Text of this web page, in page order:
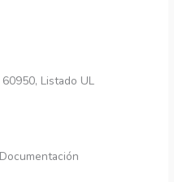
60950, Listado UL